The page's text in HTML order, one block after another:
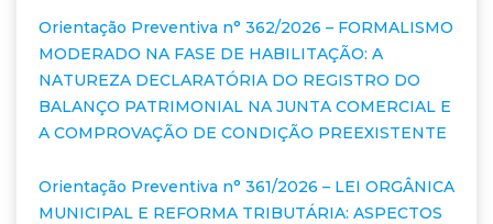
Orientação Preventiva n° 362/2026 – FORMALISMO
MODERADO NA FASE DE HABILITAÇÃO: A
NATUREZA DECLARATÓRIA DO REGISTRO DO
BALANÇO PATRIMONIAL NA JUNTA COMERCIAL E
A COMPROVAÇÃO DE CONDIÇÃO PREEXISTENTE
Orientação Preventiva n° 361/2026 – LEI ORGÂNICA
MUNICIPAL E REFORMA TRIBUTÁRIA: ASPECTOS